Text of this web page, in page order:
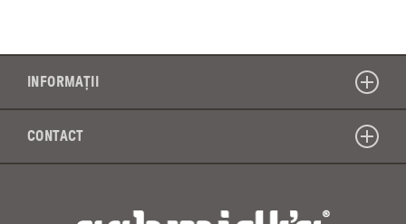
INFORMAȚII
CONTACT